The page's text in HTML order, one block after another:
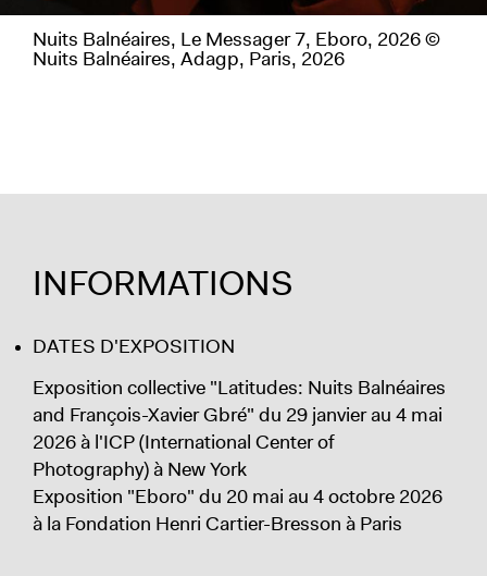
Nuits Balnéaires, Le Messager 7, Eboro, 2026 ©
Nuits Balnéaires, Adagp, Paris, 2026
INFORMATIONS
DATES D'EXPOSITION
Exposition collective "Latitudes: Nuits Balnéaires
and François-Xavier Gbré" du 29 janvier au 4 mai
2026 à l'ICP (International Center of
Photography) à New York
Exposition "Eboro" du 20 mai au 4 octobre 2026
à la Fondation Henri Cartier-Bresson à Paris